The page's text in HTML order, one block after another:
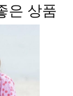
은 상품